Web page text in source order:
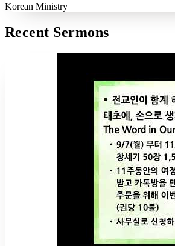
Korean Ministry
Recent Sermons